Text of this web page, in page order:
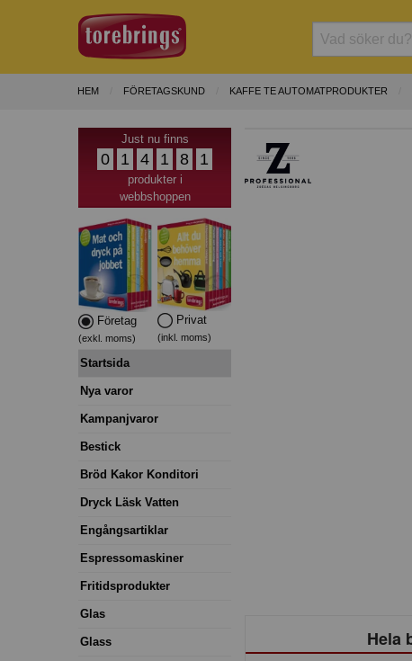
HEM FÖRETAGSKUND KAFFE TE AUTOMATPRODUKTER
Just nu finns
0 1 4 1 8 1
produkter i
webbshoppen
Företag
(exkl. moms)
Privat
(inkl. moms)
Startsida
Nya varor
Kampanjvaror
Bestick
Bröd Kakor Konditori
Dryck Läsk Vatten
Engångsartiklar
Espressomaskiner
Fritidsprodukter
Glas
Glass Hela